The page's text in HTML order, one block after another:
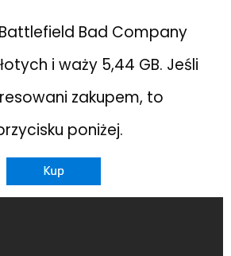
Bad Company
i waży 5,44 GB. Jeśli
zakupem, to
poniżej.